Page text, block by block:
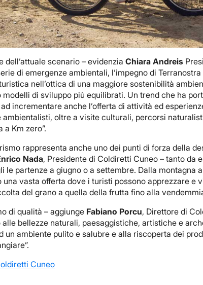
dell’attuale scenario – evidenziaChiara Andreis
di emergenze ambientali, l’impegno di
nell’ottica di una maggiore sostenibilità
modelli di sviluppo più equilibrati. Un trend che ha
incrementare anche l’offerta di attività ed
ambientalisti, oltre a visite culturali, percorsi
a Km zero”.
rappresenta anche uno dei punti di forza della
Nada, Presidente di Coldiretti Cuneo – tanto da
le partenze a giugno o a settembre. Dalla montagna
una vasta offerta dove i turisti possono apprezzare e
del grano a quella della frutta fino alla
di qualità – aggiunge Fabiano Porcu, Direttore di
alle bellezze naturali, paesaggistiche, artistiche e
un ambiente pulito e salubre e alla riscoperta dei
Cuneo